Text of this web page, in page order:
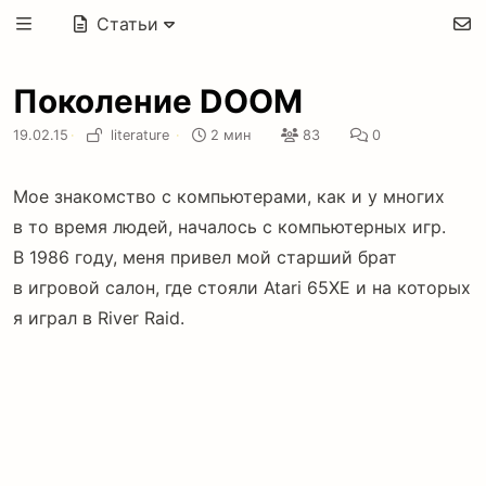
Статьи
Поколение DOOM
19.02.15 · literature · 2 мин 83 0
Мое знакомство с компьютерами, как и у многих
в то время людей, началось с компьютерных игр.
В 1986 году, меня привел мой старший брат
в игровой салон, где стояли Atari 65XE и на которых
я играл в River Raid.